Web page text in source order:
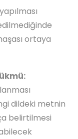
ortaya
dildeki metnin
belirtilmesi